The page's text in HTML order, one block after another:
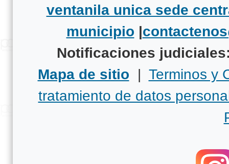
ventanila unica sede
municipio |
Notificaciones
Mapa de sitio | Terminos y
tratamiento de datos